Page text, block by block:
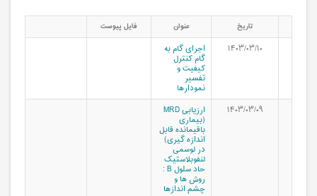
تاریخ عنوان فایل پیوست
۱۴۰۳/۰۳/۱۰ اجرای گام به
گام کنترل
کیفیت و
تفسیر
نمودارها
۱۴۰۳/۰۳/۰۹
ارزیابی MRD
(بیماری
باقیمانده قابل
اندازه گیری)
در لوسمی
لنفوبلاستیک
حاد سلول B :
روش ها و
چشم اندازها